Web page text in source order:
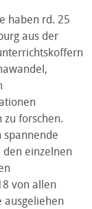
haben rd. 25
aus der
forschen.
den einzelnen
von allen
ausgeliehen